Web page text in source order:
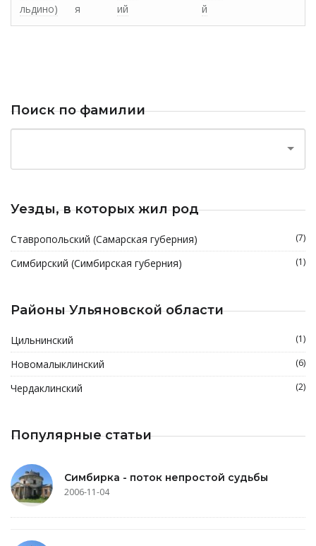
льдино)
я
ий
й
Поиск по фамилии
Уезды, в которых жил род
Ставропольский (Самарская губерния) (7)
Симбирский (Симбирская губерния) (1)
Районы Ульяновской области
Цильнинский (1)
Новомалыклинский (6)
Чердаклинский (2)
Популярные статьи
Симбирка - поток непростой судьбы
2006-11-04